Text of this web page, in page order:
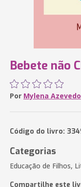
Bebete não
Por Mylena Azevedo
Código do livro:
Categorias
Educação de Filhos,
Compartilhe este